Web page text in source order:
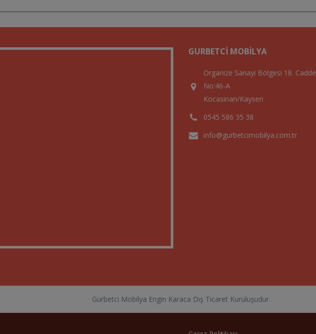
GURBETCI MOBILYA
Organize Sanayi Bölgesi 18. Cadde
No:46-A
Kocasinan/Kayseri
0545 586 35 38
info@gurbetcimobilya.com.tr
Gurbetci Mobilya Engin Karaca Dış Ticaret Kuruluşudur.